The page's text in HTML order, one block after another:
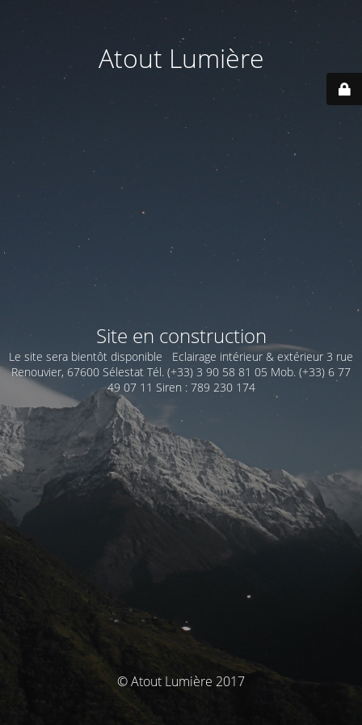
Atout Lumière
Site en construction
Le site sera bientôt disponible Eclairage intérieur & extérieur 3 rue
Renouvier, 67600 Sélestat Tél. (+33) 3 90 58 81 05 Mob. (+33) 6 77
49 07 11 Siren : 789 230 174
© Atout Lumière 2017